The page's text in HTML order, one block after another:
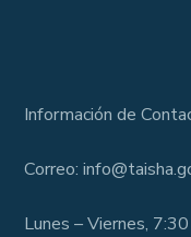
Información de
Correo:
Lunes – Viernes,